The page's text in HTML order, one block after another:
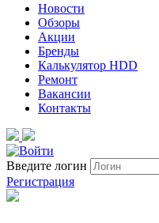
Новости
Обзоры
Акции
Бренды
Калькулятор HDD
Ремонт
Вакансии
Контакты
Введите логин
Регистрация